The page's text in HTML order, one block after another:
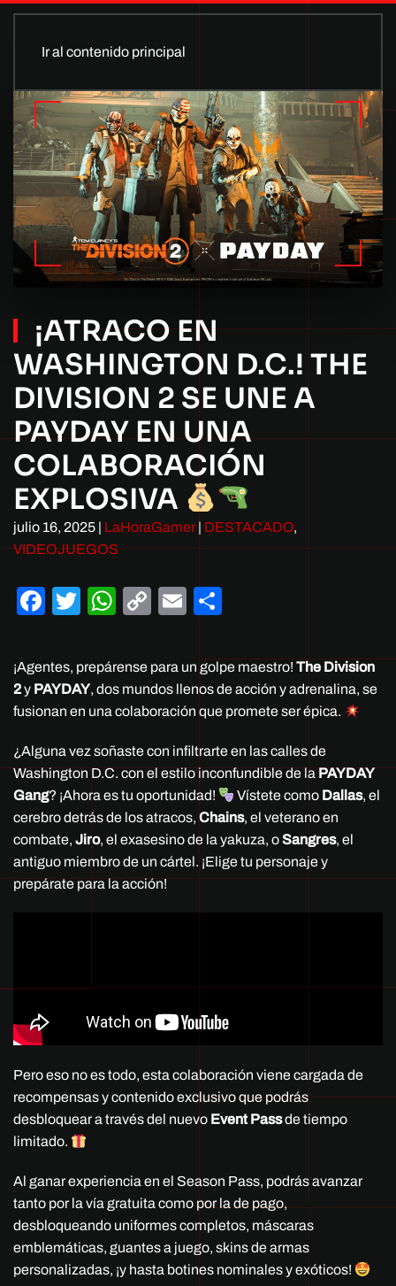
Ir al contenido principal
¡ATRACO EN
WASHINGTON D.C.! THE
DIVISION 2 SE UNE A
PAYDAY EN UNA
COLABORACIÓN
EXPLOSIVA
julio 16, 2025 | LaHoraGamer | DESTACADO,
VIDEOJUEGOS
Facebook
TwitterWhatsApp
CopyEmail
¡Agentes, prepárense para un golpe maestro! The Division
2y PAYDAY, dos mundos llenos de acción y adrenalina, se
fusionan en una colaboración que promete ser épica.
¿Alguna vez soñaste con infiltrarte en las calles de
Washington D.C. con el estilo inconfundible de laPAYDAY
Gang? ¡Ahora es tu oportunidad! Vístete como Dallas, el
cerebro detrás de los atracos, Chains, el veterano en
combate, Jiro, el exasesino de la yakuza, oSangres, el
antiguo miembro de un cártel. ¡Elige tu personaje y
prepárate para la acción!
Pero eso no es todo, esta colaboración viene cargada de
recompensas y contenido exclusivo que podrás
desbloquear a través del nuevo Event Passde tiempo
limitado.
Al ganar experiencia en el Season Pass, podrás avanzar
tanto por la vía gratuita como por la de pago,
desbloqueando uniformes completos, máscaras
emblemáticas, guantes a juego, skins de armas
personalizadas, ¡y hasta botines nominales y exóticos!